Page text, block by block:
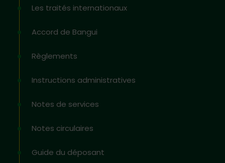
Les traités internationaux
Accord de Bangui
Règlements
Instructions administratives
Notes de services
Notes circulaires
Guide du déposant